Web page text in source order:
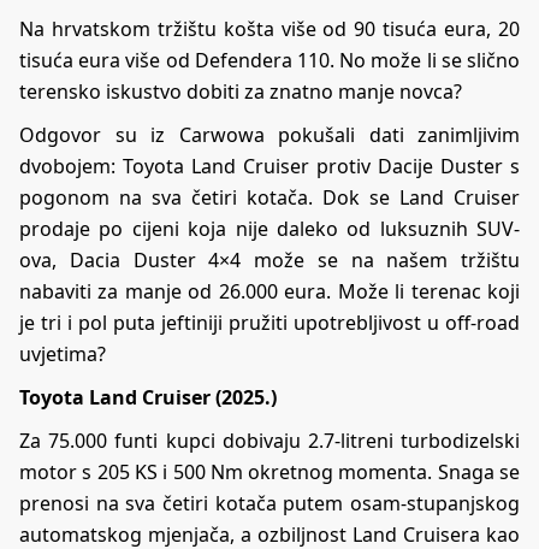
Na hrvatskom tržištu košta više od 90 tisuća eura, 20
tisuća eura više od Defendera 110. No može li se slično
terensko iskustvo dobiti za znatno manje novca?
Odgovor su iz Carwowa pokušali dati zanimljivim
dvobojem: Toyota Land Cruiser protiv Dacije Duster s
pogonom na sva četiri kotača. Dok se Land Cruiser
prodaje po cijeni koja nije daleko od luksuznih SUV-
ova, Dacia Duster 4×4 može se na našem tržištu
nabaviti za manje od 26.000 eura. Može li terenac koji
je tri i pol puta jeftiniji pružiti upotrebljivost u off-road
uvjetima?
Toyota Land Cruiser (2025.)
Za 75.000 funti kupci dobivaju 2.7-litreni turbodizelski
motor s 205 KS i 500 Nm okretnog momenta. Snaga se
prenosi na sva četiri kotača putem osam-stupanjskog
automatskog mjenjača, a ozbiljnost Land Cruisera kao